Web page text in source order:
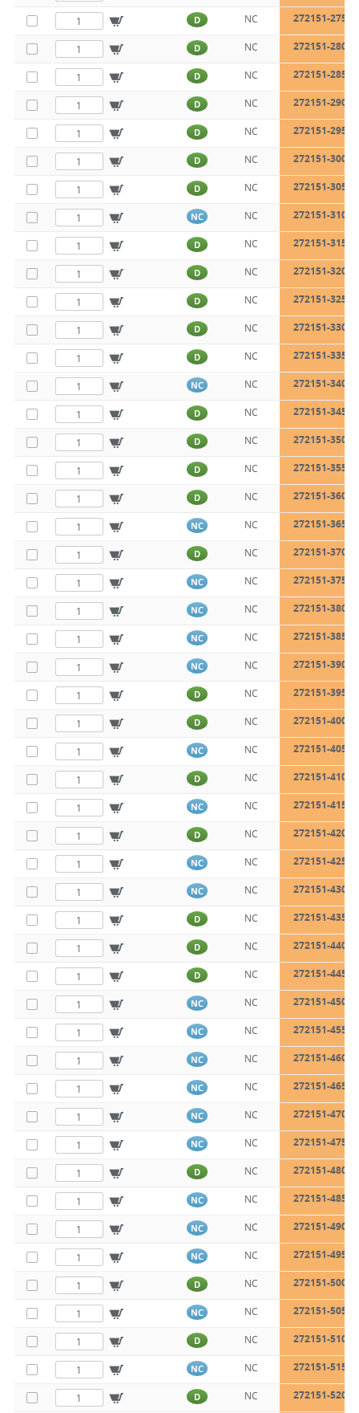
D NC 272151-275
D NC 272151-280
D NC 272151-285
D NC 272151-290
D NC 272151-295
D NC 272151-300
D NC 272151-305
NC NC 272151-310
D NC 272151-315
D NC 272151-320
D NC 272151-325
D NC 272151-330
D NC 272151-335
NC NC 272151-340
D NC 272151-345
D NC 272151-350
D NC 272151-355
D NC 272151-360
NC NC 272151-365
D NC 272151-370
NC NC 272151-375
NC NC 272151-380
NC NC 272151-385
NC NC 272151-390
D NC 272151-395
D NC 272151-400
NC NC 272151-405
D NC 272151-410
NC NC 272151-415
D NC 272151-420
NC NC 272151-425
NC NC 272151-430
D NC 272151-435
D NC 272151-440
D NC 272151-445
NC NC 272151-450
NC NC 272151-455
NC NC 272151-460
NC NC 272151-465
NC NC 272151-470
NC NC 272151-475
D NC 272151-480
NC NC 272151-485
NC NC 272151-490
NC NC 272151-495
D NC 272151-500
NC NC 272151-505
D NC 272151-510
NC NC 272151-515
D NC 272151-520